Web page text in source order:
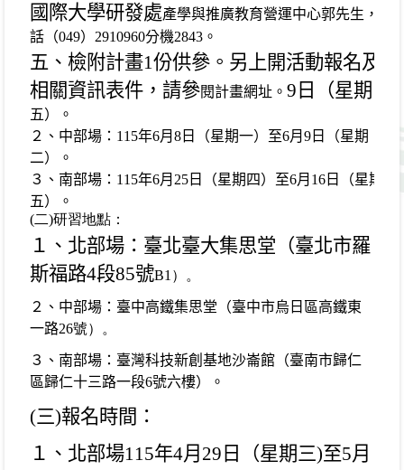
國際大學研發處產學與推廣教育營運中心郭先生，電
話（049） 2910960分機2843 。
五、檢附計畫1份供參。另上開活動報名及
相關資訊表件，請參閱計畫網址。9 日（星期
五）。
２、中部場： 115年6月8 日（星期一）至6月9 日（星期
二）。
３、南部場： 115年6月 25 日（星期四）至6月 16 日（星期
五）。
(二)研習地點：
１、北部場：臺北臺大集思堂（臺北市羅
斯福路4段85號B1 ）。
２、中部場：臺中高鐵集思堂（臺中市烏日區高鐵東
一路26號）。
３、南部場：臺灣科技新創基地沙崙館（臺南市歸仁
區歸仁十三路一段6號六樓）。
(三)報名時間：
１、北部場115年4月 29 日（星期三)至5月